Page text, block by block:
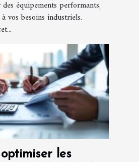
équipements performants,
vos besoins industriels.
les